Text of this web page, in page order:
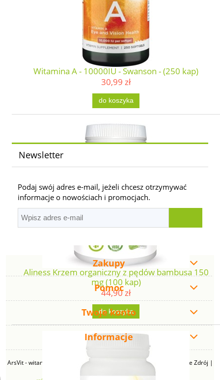
Witamina A - 10000IU - Swanson - (250 kap)
30,99 zł
do koszyka
Aliness Krzem organiczny z pędów bambusa 150
mg (100 kap)
44,90 zł
do koszyka
Newsletter
Podaj swój adres e-mail, jeżeli chcesz otrzymywać
informacje o nowościach i promocjach.
Zakupy
Pomoc
Twoje konto
Informacje
ArsVit - witaminyswanson.pl | ul. Zimowa 49B, 43-230 Goczałkowice Zdrój |
NIP: 6381219140 | REGON: 276280385 | Email: